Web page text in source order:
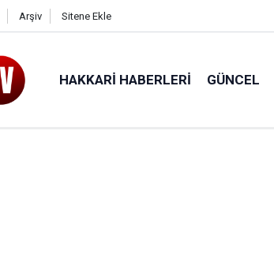
Arşiv Sitene Ekle
HAKKARI HABERLERI GÜNCEL